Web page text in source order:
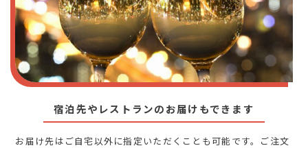
宿泊先やレストランのお届けもできます
お届け先はご自宅以外に指定いただくことも可能です。ご注文